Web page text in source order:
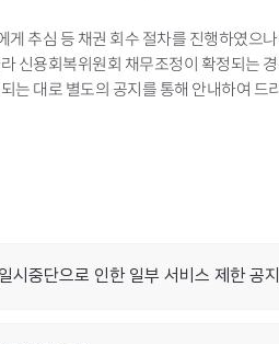
게 추심 등 채권 회수 절차를 진행하였으
신용회복위원회 채무조정이 확정되는
는 대로 별도의 공지를 통해 안내하여 드
시중단으로 인한 일부 서비스 제한 공지